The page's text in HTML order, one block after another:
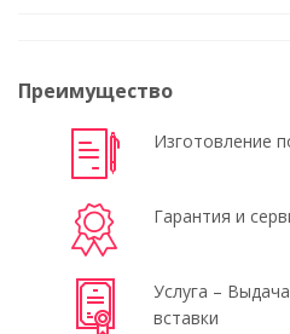
Преимущество
Изготовление
Гарантия и
Услуга –
вставки